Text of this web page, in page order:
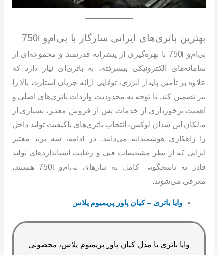
بهترین باتری‌های ایرانی سازگار با بی‌ام‌و 750i
بی‌ام‌و 750i با بهره‌گیری از پیشرانه قدرتمند و مجموعه‌ای از
سامانه‌های الکترونیکی پیشرفته، به باتری‌ای نیاز دارد که
علاوه بر تأمین پایدار انرژی، توانایی ارائه جریان استارت بالا را
نیز تضمین کند. با توجه به محدودیت واردات باتری‌های اصلی و
اهمیت برخورداری از خدمات پس از فروش معتبر، بسیاری از
مالکان این سدان لوکس، انتخاب باتری‌های باکیفیت تولید داخل
را راهکاری هوشمندانه می‌دانند. در ادامه، سه برند معتبر
ایرانی که از نظر مشخصات فنی و رعایت استانداردهای تولید
قادر به پاسخگویی کامل به نیازهای بی‌ام‌و 750i هستند،
معرفی می‌شوند.
وایا باتری – کیان پاور پریمیوم پلاس
وایا باتری با مدل کیان پاور پریمیوم پلاس، محصولی